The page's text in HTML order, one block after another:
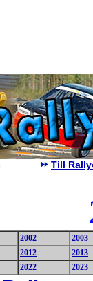
Till
2002
2003
2012
2013
2022 2023